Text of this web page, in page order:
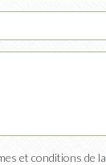
et conditions de la